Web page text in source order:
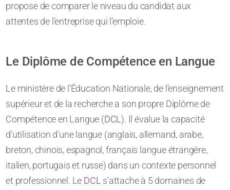
propose de comparer le niveau du candidat aux
attentes de l’entreprise qui l’emploie.
Le Diplôme de Compétence en Langue
Le ministère de l’Éducation Nationale, de l’enseignement
supérieur et de la recherche a son propre Diplôme de
Compétence en Langue (DCL). Il évalue la capacité
d’utilisation d’une langue (anglais, allemand, arabe,
breton, chinois, espagnol, français langue étrangère,
italien, portugais et russe) dans un contexte personnel
et professionnel. Le DCL s’attache à 5 domaines de